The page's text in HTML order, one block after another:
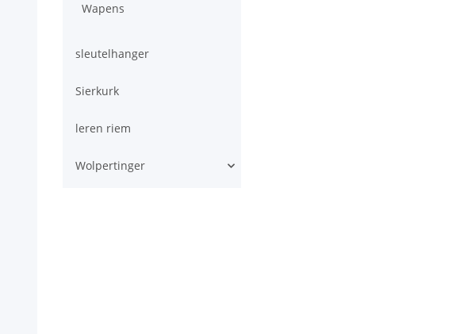
Wapens
sleutelhanger
Sierkurk
leren riem
Wolpertinger